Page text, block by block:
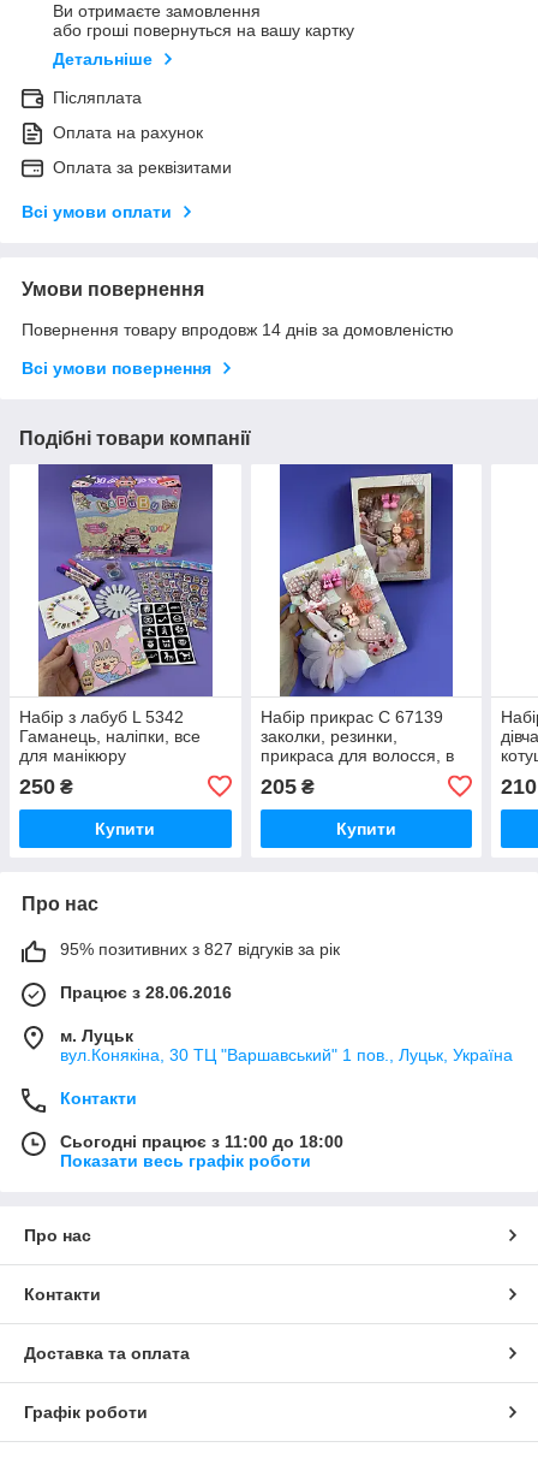
Ви отримаєте замовлення
або гроші повернуться на вашу картку
Детальніше
Післяплата
Оплата на рахунок
Оплата за реквізитами
Всі умови оплати
Умови повернення
Повернення товару впродовж 14 днів за домовленістю
Всі умови повернення
Подібні товари компанії
Набір з лабуб L 5342
Гаманець, наліпки, все
для манікюру
250 ₴
Купити
Набір прикрас C 67139
заколки, резинки,
прикраса для волосся, в
205₴
Купити
210
Про нас
95% позитивних з 827 відгуків за рік
Працює з 28.06.2016
м. Луцьк
вул.Конякіна, 30 ТЦ "Варшавський" 1 пов., Луцьк, Україна
Контакти
Сьогодні працює з 11:00 до 18:00
Показати весь графік роботи
Про нас
Контакти
Доставка та оплата
Графік роботи